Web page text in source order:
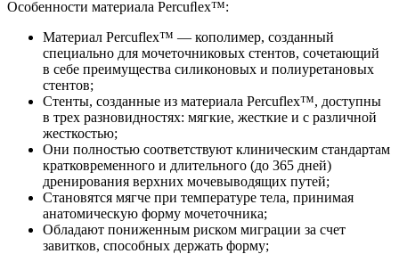
Особенности материала Percuﬂex™:
Материал Percuflex™ — кополимер, созданный
специально для мочеточниковых стентов, сочетающий
в себе преимущества силиконовых и полиуретановых
стентов;
Стенты, созданные из материала Percuflex™, доступны
в трех разновидностях: мягкие, жесткие и с различной
жесткостью;
Они полностью соответствуют клиническим стандартам
кратковременного и длительного (до 365 дней)
дренирования верхних мочевыводящих путей;
Становятся мягче при температуре тела, принимая
анатомическую форму мочеточника;
Обладают пониженным риском миграции за счет
завитков, способных держать форму;